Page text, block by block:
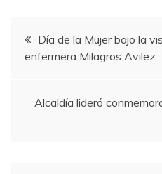
Navegación
de
entradas
Día de la Mujer bajo la
enfermera Milagros Avilez
Alcaldía lideró